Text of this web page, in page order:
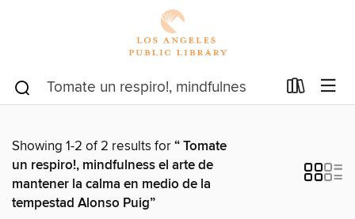
Showing 1-2 of 2 results for“ Tomate
un respiro!, mindfulness el arte de
mantener la calma en medio de la
tempestad Alonso Puig”